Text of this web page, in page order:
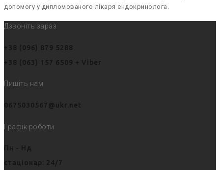
допомогу у дипломованого лікаря ендокринолога.
Дзвоніть зараз
+38 (096) 879 5288
+38 (063) 157 6509 + Viber
Пишіть нам
0675030567@ukr.net
Графік роботи
Пн - Нд
стаціонар: 24/7